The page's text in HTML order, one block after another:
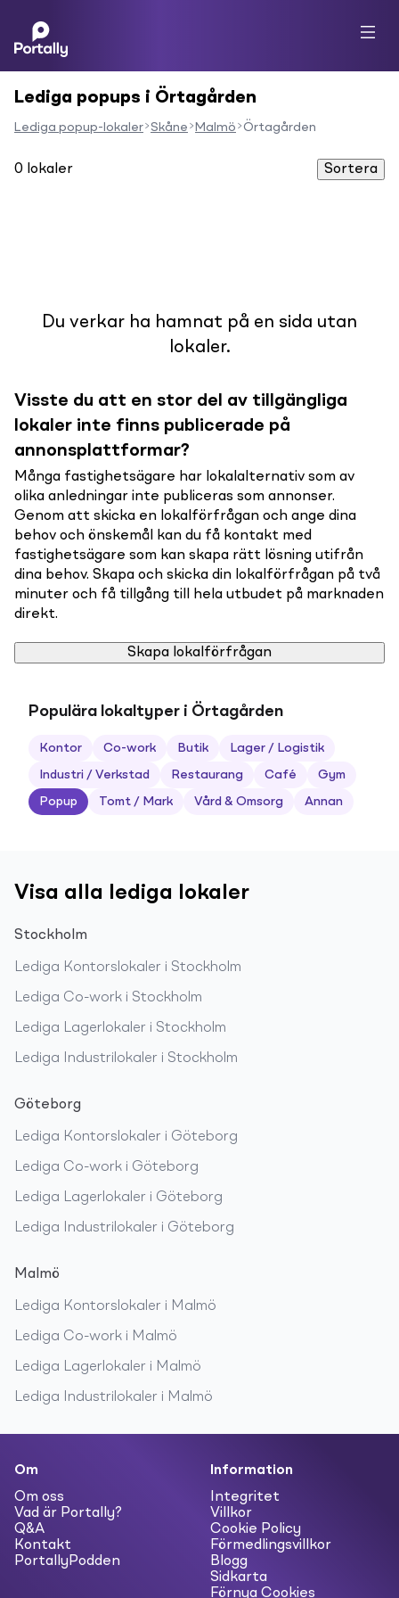
Lediga popups i Örtagården
Lediga popup-lokaler Skåne Malmö Örtagården
0 lokaler Sortera
Du verkar ha hamnat på en sida utan
lokaler.
Visste du att en stor del av tillgängliga
lokaler inte finns publicerade på
annonsplattformar?
Många fastighetsägare har lokalalternativ som av
olika anledningar inte publiceras som annonser.
Genom att skicka en lokalförfrågan och ange dina
behov och önskemål kan du få kontakt med
fastighetsägare som kan skapa rätt lösning utifrån
dina behov. Skapa och skicka din lokalförfrågan på två
minuter och få tillgång till hela utbudet på marknaden
direkt.
Skapa lokalförfrågan
Populära lokaltyper i Örtagården
Kontor Co-work Butik Lager / Logistik
Industri / Verkstad Restaurang Café Gym
Popup Tomt / Mark Vård & Omsorg Annan
Visa alla lediga lokaler
Stockholm
Lediga Kontorslokaler i Stockholm
Lediga Co-work i Stockholm
Lediga Lagerlokaler i Stockholm
Lediga Industrilokaler i Stockholm
Göteborg
Lediga Kontorslokaler i Göteborg
Lediga Co-work i Göteborg
Lediga Lagerlokaler i Göteborg
Lediga Industrilokaler i Göteborg
Malmö
Lediga Kontorslokaler i Malmö
Lediga Co-work i Malmö
Lediga Lagerlokaler i Malmö
Lediga Industrilokaler i Malmö
Om
Om oss
Vad är Portally?
Q&A
Kontakt
PortallyPodden
Information
Integritet
Villkor
Cookie Policy
Förmedlingsvillkor
Blogg
Sidkarta
Förnya Cookies